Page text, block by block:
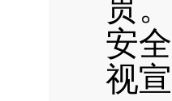
贯
安
视